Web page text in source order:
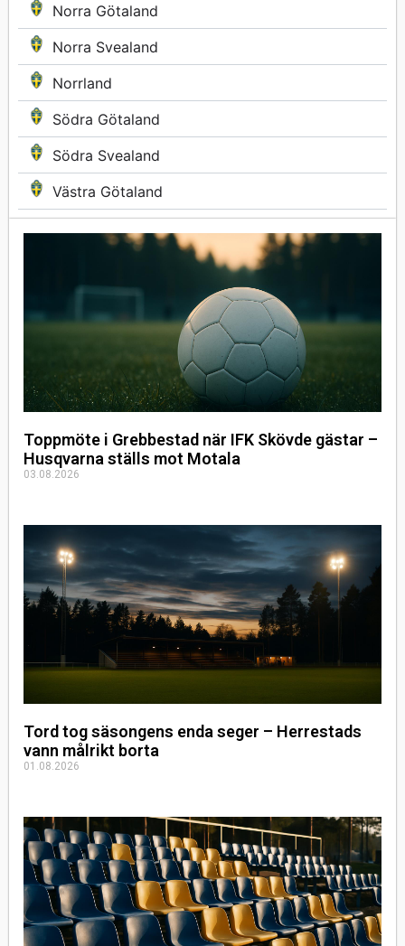
Norra Götaland
Norra Svealand
Norrland
Södra Götaland
Södra Svealand
Västra Götaland
Toppmöte i Grebbestad när IFK Skövde gästar –
Husqvarna ställs mot Motala
03.08.2026
Tord tog säsongens enda seger – Herrestads
vann målrikt borta
01.08.2026